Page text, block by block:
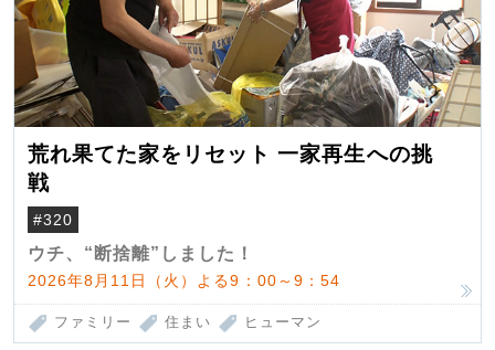
荒れ果てた家をリセット 一家再生への挑
戦
#320
ウチ、“断捨離”しました！
2026年8月11日（火）よる9：00～9：54
ファミリー 住まい ヒューマン